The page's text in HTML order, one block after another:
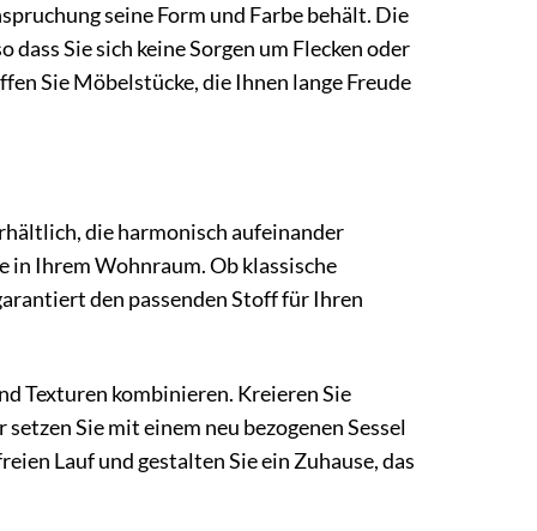
seine Form und Farbe behält. Die
Sie sich keine Sorgen um Flecken oder
Sie Möbelstücke, die Ihnen lange Freude
die harmonisch aufeinander
in Ihrem Wohnraum. Ob klassische
den passenden Stoff für Ihren
Texturen kombinieren. Kreieren Sie
Sie mit einem neu bezogenen Sessel
Lauf und gestalten Sie ein Zuhause, das